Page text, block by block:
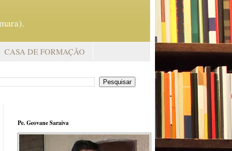
CASA DE FORMAÇÃO
Pe. Geovane Saraiva